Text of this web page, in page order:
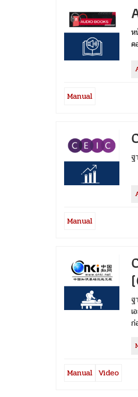
ห
ค
Manual
ฐ
Manual
ฐ
เ
ก่
Manual Video